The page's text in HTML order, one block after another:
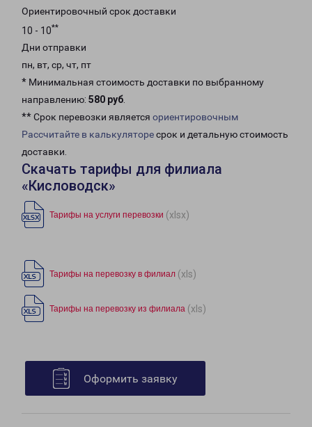
Ориентировочный срок доставки
10 - 10**
Дни отправки
пн, вт, ср, чт, пт
* Минимальная стоимость доставки по выбранному
направлению: 580 руб.
** Срок перевозки является ориентировочным
Рассчитайте в калькуляторесрок и детальную стоимость
доставки.
Скачать тарифы для филиала
«Кисловодск»
Тарифы на услуги перевозки (xlsx)
Тарифы на перевозку в филиал (xls)
Тарифы на перевозку из филиала (xls)
Оформить заявку